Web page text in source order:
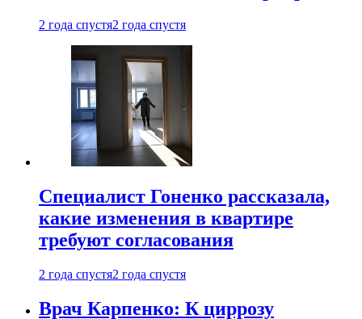
2 года спустя2 года спустя
Специалист Гоненко рассказала,
какие изменения в квартире
требуют согласования
2 года спустя2 года спустя
Врач Карпенко: К циррозу